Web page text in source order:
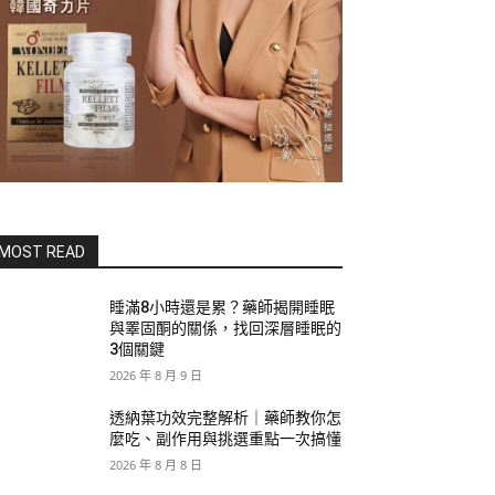
READ
睡滿8小時還是累？藥師揭開睡眠
與睪固酮的關係，找回深層睡眠的
3個關鍵
2026 年 8 月 9 日
透納葉功效完整解析｜藥師教你怎
麼吃、副作用與挑選重點一次搞懂
2026 年 8 月 8 日